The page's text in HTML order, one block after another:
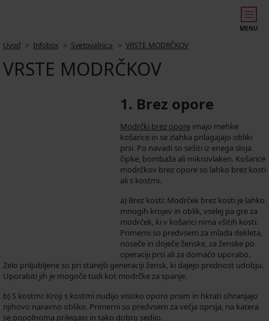
MENU
Uvod Infobox Svetovalnica VRSTE MODRČKOV
VRSTE MODRČKOV
1. Brez opore
Modrčki brez opore imajo mehke
košarice in se zlahka prilagajajo obliki
prsi. Po navadi so sešiti iz enega sloja
čipke, bombaža ali mikrovlaken. Košarice
modrčkov brez opore so lahko brez kosti
ali s kostmi.
a) Brez kosti: Modrček brez kosti je lahko
mnogih krojev in oblik, vselej pa gre za
modrček, ki v košarici nima všitih kosti.
Primerni so predvsem za mlada dekleta,
noseče in doječe ženske, za ženske po
operaciji prsi ali za domačo uporabo.
Zelo priljubljene so pri starejši generaciji žensk, ki dajejo prednost udobju.
Uporabiti jih je mogoče tudi kot modrčke za spanje.
b) S kostmi: Kroji s kostmi nudijo visoko oporo prsim in hkrati ohranjajo
njihovo naravno obliko. Primerni so predvsem za večja oprsja, na katera
se popolnoma prilegajo in tako dobro sedijo.